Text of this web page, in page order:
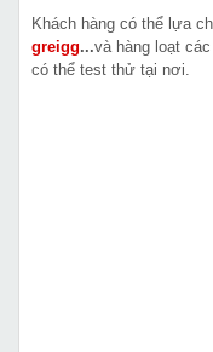
Khách hàng có thể lựa
greigg...và hàng loạt
có thể test thử tại nơi.